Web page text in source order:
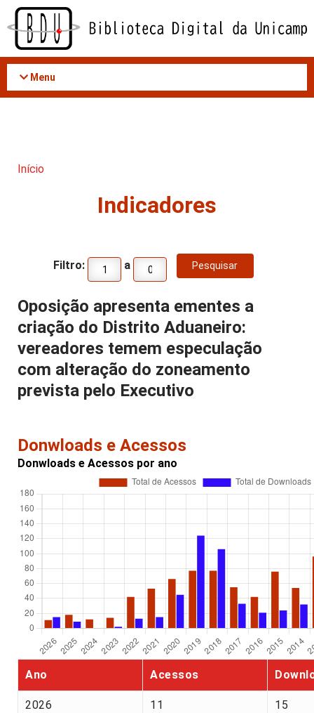
Acessar
conteúdo
Menu
Início
Indicadores
Filtro: a
Oposição apresenta ementes a
criação do Distrito Aduaneiro:
vereadores temem especulação
com alteração do zoneamento
prevista pelo Executivo
Donwloads e Acessos
Donwloads e Acessos por ano
Ano Acessos
2026 11 15